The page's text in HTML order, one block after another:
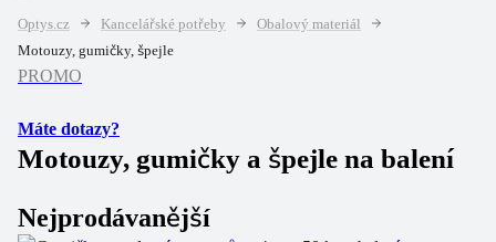
Optys.cz Kancelářské potřeby
Obalový materiál
Motouzy, gumičky, špejle
PROMO
Máte dotazy?
Motouzy, gumičky a špejle na balení
Nejprodávanější